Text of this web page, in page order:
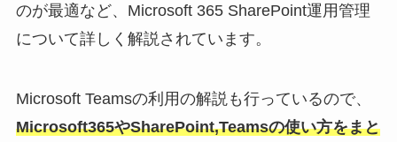
のが最適など、Microsoft 365 SharePoint運用管理
について詳しく解説されています。
Microsoft Teamsの利用の解説も行っているので、
Microsoft365やSharePoint,Teamsの使い方をまと